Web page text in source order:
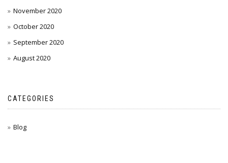
November 2020
October 2020
September 2020
August 2020
CATEGORIES
Blog